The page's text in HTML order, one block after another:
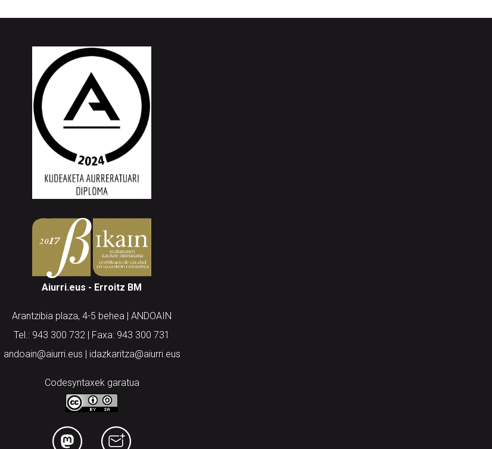
Aiurri.eus - Erroitz BM
Arantzibia plaza, 4-5 behea | ANDOAIN
Tel.: 943 300 732 | Faxa: 943 300 731
andoain@aiurri.eus | idazkaritza@aiurri.eus
Codesyntaxek garatua